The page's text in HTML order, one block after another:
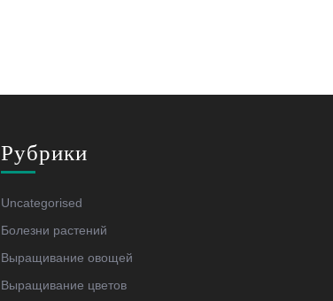
Рубрики
Uncategorised
Болезни растений
Выращивание овощей
Выращивание цветов